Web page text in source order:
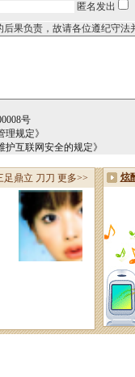
匿名发出
后果负责，故请各位遵纪守法
号
规定》
互联网安全的规定》